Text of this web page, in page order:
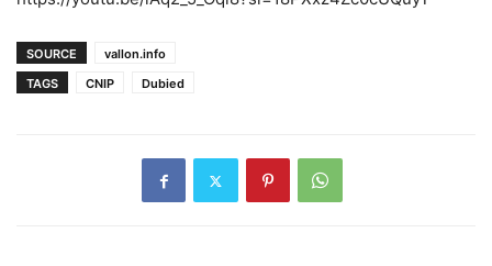
SOURCE
vallon.info
TAGS
CNIP Dubied